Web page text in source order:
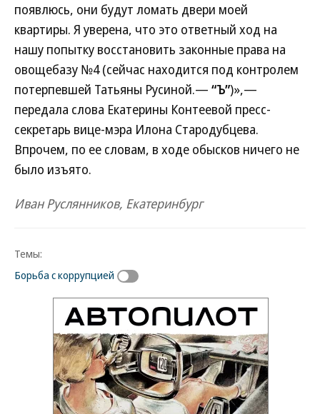
появлюсь, они будут ломать двери моей
квартиры. Я уверена, что это ответный ход на
нашу попытку восстановить законные права на
овощебазу №4 (сейчас находится под контролем
потерпевшей Татьяны Русиной.— “Ъ”)»,—
передала слова Екатерины Контеевой пресс-
секретарь вице-мэра Илона Стародубцева.
Впрочем, по ее словам, в ходе обысков ничего не
было изъято.
Иван Руслянников, Екатеринбург
Темы:
Борьба с коррупцией